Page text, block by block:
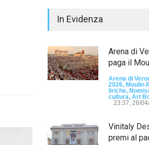
"Il Passaporto di Fausto
Premio Internazionale,
- nessun tag - 23:24, 24/07/26
In Evidenza
Arena di
paga il
Arena di
2026, Moulin
liriche,
cultura, Art
23:37, 26/
Vinitaly
premi al